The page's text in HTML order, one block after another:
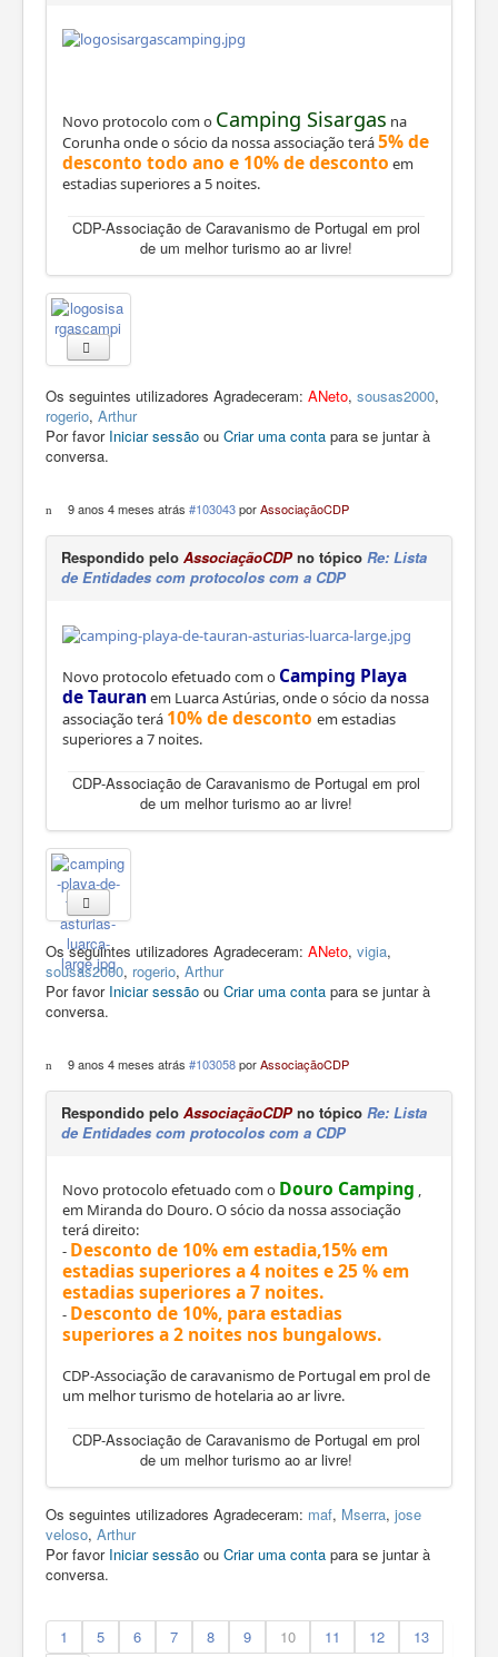
Novo protocolo com o Camping Sisargas na
Corunha onde o sócio da nossa associação terá5% de
desconto todo ano e 10% de desconto em
estadias superiores a 5 noites.
CDP-Associação de Caravanismo de Portugal em prol
de um melhor turismo ao ar livre!
Os seguintes utilizadores Agradeceram: ANeto, sousas2000,
rogerio, Arthur
Por favor Iniciar sessão ou Criar uma conta para se juntar à
conversa.
9 anos 4 meses atrás #103043 porAssociaçãoCDP
Respondido pelo AssociaçãoCDPno tópico Re: Lista
de Entidades com protocolos com a CDP
Novo protocolo efetuado com o Camping Playa
de Tauran em Luarca Astúrias, onde o sócio da nossa
associação terá 10% de desconto em estadias
superiores a 7 noites.
CDP-Associação de Caravanismo de Portugal em prol
de um melhor turismo ao ar livre!
Os seguintes utilizadores Agradeceram: ANeto, vigia,
sousas2000, rogerio, Arthur
Por favor Iniciar sessão ou Criar uma conta para se juntar à
conversa.
9 anos 4 meses atrás #103058 porAssociaçãoCDP
Respondido pelo AssociaçãoCDPno tópico Re: Lista
de Entidades com protocolos com a CDP
Novo protocolo efetuado com o Douro Camping
em Miranda do Douro. O sócio da nossa associação
terá direito:
- Desconto de 10% em estadia,15% em
estadias superiores a 4 noites e 25 % em
estadias superiores a 7 noites.
- Desconto de 10%, para estadias
superiores a 2 noites nos bungalows.
CDP-Associação de caravanismo de Portugal em prol de
um melhor turismo de hotelaria ao ar livre.
CDP-Associação de Caravanismo de Portugal em prol
de um melhor turismo ao ar livre!
Os seguintes utilizadores Agradeceram: maf, Mserra, jose
veloso, Arthur
Por favor Iniciar sessão ou Criar uma conta para se juntar à
conversa.
1 5 6 7 8 9 10 11 12
13